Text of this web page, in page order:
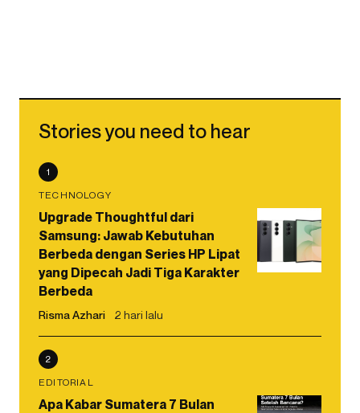
Stories you need to hear
1
TECHNOLOGY
Upgrade Thoughtful dari
Samsung: Jawab Kebutuhan
Berbeda dengan Series HP Lipat
yang Dipecah Jadi Tiga Karakter
Berbeda
Risma Azhari 2 hari lalu
2
EDITORIAL
Apa Kabar Sumatera 7 Bulan